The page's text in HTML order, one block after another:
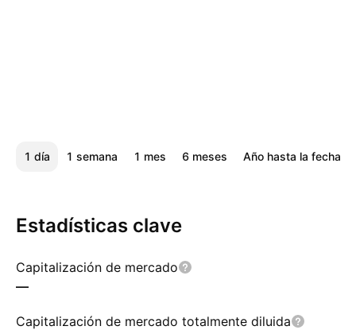
1 día 1 semana 1 mes 6 meses Año hasta la fecha
Estadísticas clave
Capitalización de mercado
—
Capitalización de mercado totalmente diluida